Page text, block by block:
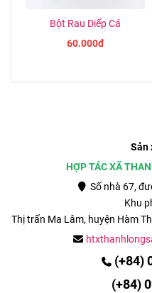
Bột Rau Diếp Cá
60.000đ
Sản
HỢP TÁC XÃ
Số nhà 67,
Khu
Thị trấn Ma Lâm, huyện Hàm
(+84)
(+84)